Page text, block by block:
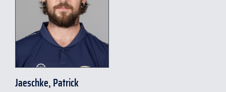
Jaeschke, Patrick